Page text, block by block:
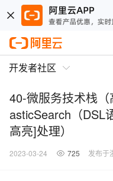
开发者社区
40-微服务技术栈
asticSearch（DSL
高亮]处理）
2023-03-24 725 发布于